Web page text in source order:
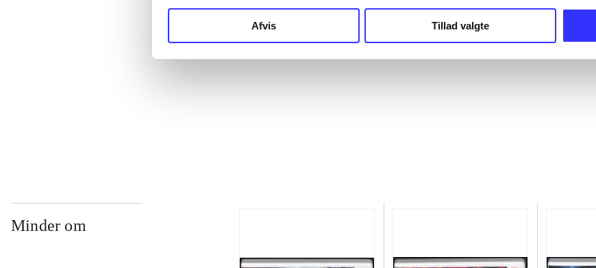
Afvis Tillad valgte
Minder om